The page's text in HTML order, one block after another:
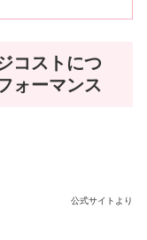
コストにつ
ォーマンス
公式サイトより